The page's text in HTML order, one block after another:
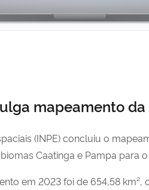
mapeamento
(INPE) concluiu o
Caatinga e Pampa para
em 2023 foi de 654,58